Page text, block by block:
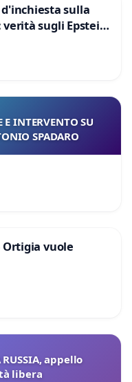
sulla
verità sugli Epstein
INTERVENTO SU
SPADARO
Ortigia vuole
RUSSIA, appello
libera